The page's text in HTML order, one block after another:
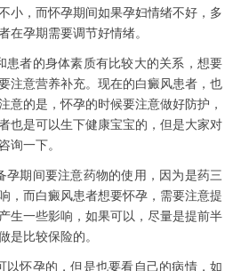
小，而怀孕期间如果孕妇情绪不好，多
在孕期需要调节好情绪。
者的身体素质有比较大的关系，想要
注意营养补充。现在的白癜风患者，也
意的是，怀孕的时候要注意做好防护，
也是可以生下健康宝宝的，但是大家对
询一下。
期间要注意药物的使用，因为是药三
，而白癜风患者想要怀孕，需要注意提
生一些影响，如果可以，尽量是提前半
是比较保险的。
怀孕的，但是也要看自己的病情，如